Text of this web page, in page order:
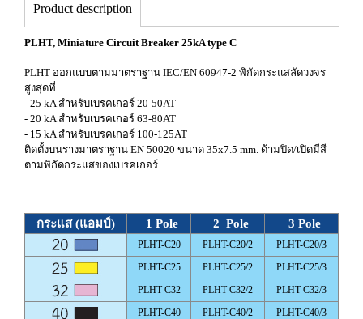
Product description
PLHT, Miniature Circuit Breaker 25kA type C
PLHT ออกแบบตามมาตราฐาน IEC/EN 60947-2 พิกัดกระแสลัดวงจร
สูงสุดที่
- 25 kA สำหรับเบรคเกอร์ 20-50AT
- 20 kA สำหรับเบรคเกอร์ 63-80AT
- 15 kA สำหรับเบรคเกอร์ 100-125AT
ติดตั้งบนรางมาตราฐาน EN 50020 ขนาด 35x7.5 mm. ด้ามปิด/เปิดมีสี
ตามพิกัดกระแสของเบรคเกอร์
กระแส (แอมป์) 1 Pole 2 Pole 3 Pole
PLHT-C20 PLHT-C20/2
PLHT-C20/3
PLHT-C25
PLHT-C25/2
PLHT-C25/3
PLHT-C32
PLHT-C32/2
PLHT-C32/3
PLHT-C40
PLHT-C40/2
PLHT-C40/3